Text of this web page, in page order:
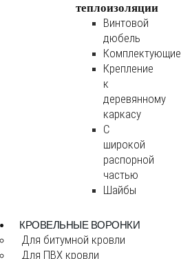
теплоизоляции
Винтовой
дюбель
Комплектующие
Крепление
к
деревянному
каркасу
С
широкой
распорной
частью
Шайбы
КРОВЕЛЬНЫЕ ВОРОНКИ
Для битумной кровли
Для ПВХ кровли